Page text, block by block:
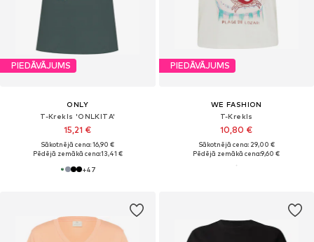
PIEDĀVĀJUMS
ONLY
T-Krekls 'ONLKITA'
15,21 €
Sākotnējā cena: 16,90 €
Pēdējā zemākā cena:13,41 €
+47
PIEDĀVĀJUMS
WE FASHION
T-Krekls
10,80 €
Sākotnējā cena: 29,00 €
Pēdējā zemākā cena:9,60 €